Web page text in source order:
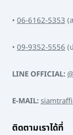
• 06-6162-5353 (
• 09-9352-5556 (
LINE OFFICIAL:
E-MAIL:
ติดตามเราได้ที่